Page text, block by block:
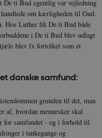
De ti Bud egentlig var vejledning
om kærligheden til Gud.
Hos Luther fik De ti Bud både
i De ti Bud blev udlagt
blev fx fortolket som et
danske samfund:
grunden til det, man
af, hvordan mennesker skal
for samfundet - og i forhold til
i tankegange og